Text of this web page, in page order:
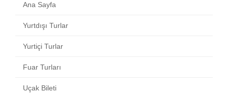
Ana Sayfa
Yurtdışı Turlar
Yurtiçi Turlar
Fuar Turları
Uçak Bileti